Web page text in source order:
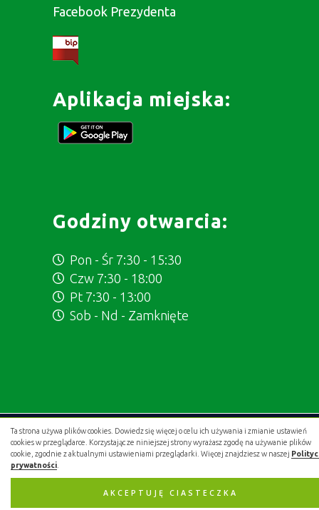
Ta strona używa plików cookies. Dowiedz się więcej o celu ich używania i zmianie ustawień
cookies w przeglądarce. Korzystając ze niniejszej strony wyrażasz zgodę na używanie plików
cookie, zgodnie z aktualnymi ustawieniami przeglądarki. Więcej znajdziesz w naszej
prywatności
AKCEPTUJĘ CIASTECZKA
Facebook Prezydenta
Aplikacja miejska:
Godziny otwarcia:
Pon - Śr 7:30 - 15:30
Czw 7:30 - 18:00
Pt 7:30 - 13:00
Sob - Nd - Zamknięte
Projekt i wykonanie:.gold studio digital